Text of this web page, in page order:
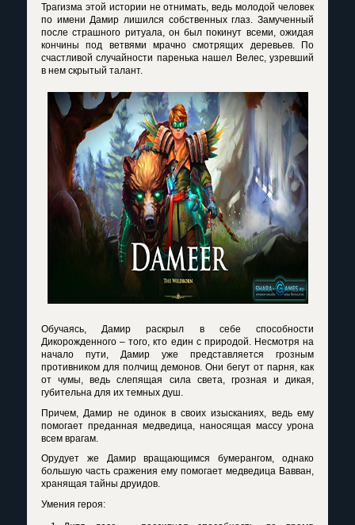
Трагизма этой истории не отнимать, ведь молодой человек
по имени Дамир лишился собственных глаз. Замученный
после страшного ритуала, он был покинут всеми, ожидая
кончины под ветвями мрачно смотрящих деревьев. По
счастливой случайности паренька нашел Велес, узревший
в нем скрытый талант.
Обучаясь, Дамир раскрыл в себе способности
Дикорожденного – того, кто един с природой. Несмотря на
начало пути, Дамир уже представляется грозным
противником для полчищ демонов. Они бегут от парня, как
от чумы, ведь слепящая сила света, грозная и дикая,
губительна для их темных душ.
Причем, Дамир не одинок в своих изысканиях, ведь ему
помогает преданная медведица, наносящая массу урона
всем врагам.
Орудует же Дамир вращающимся бумерангом, однако
большую часть сражения ему помогает медведица Вавван,
хранящая тайны друидов.
Умения героя: